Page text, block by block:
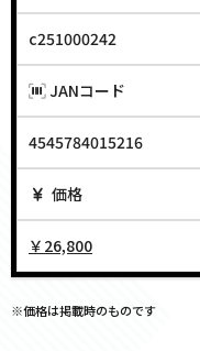
c251000242
JANコード
4545784015216
価格
￥26,800
※価格は掲載時のものです